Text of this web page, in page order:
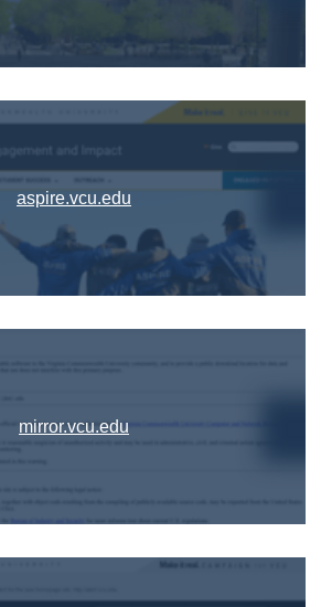
aspire.vcu.edu
mirror.vcu.edu